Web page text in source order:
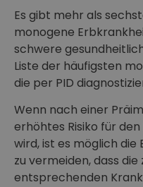
Es gibt mehr als
monogene
schwere
Liste der häufigsten
die per PID
Wenn nach einer
erhöhtes Risiko für
wird, ist es möglich die
zu vermeiden, dass
entsprechenden